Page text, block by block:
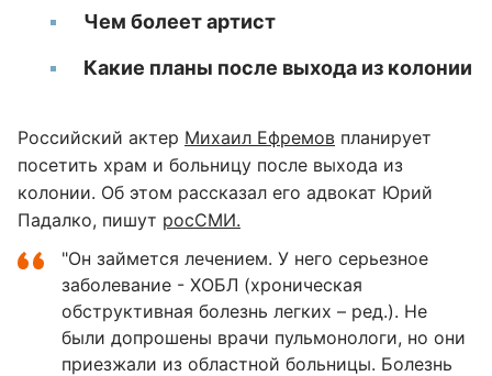
Чем болеет артист
Какие планы после выхода из колонии
Российский актер Михаил Ефремов планирует
посетить храм и больницу после выхода из
колонии. Об этом рассказал его адвокат Юрий
Падалко, пишут росСМИ.
"Он займется лечением. У него серьезное
заболевание - ХОБЛ (хроническая
обструктивная болезнь легких – ред.). Не
были допрошены врачи пульмонологи, но они
приезжали из областной больницы. Болезнь